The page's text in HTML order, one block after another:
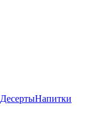
ДесертыНапитки